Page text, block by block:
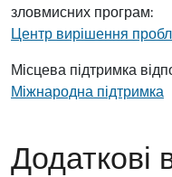
зловмисних програм:
Центр вирішення
Місцева підтримка
Міжнародна підтримка
Додаткові